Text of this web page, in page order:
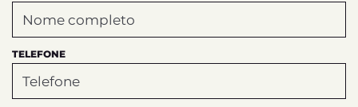
TELEFONE